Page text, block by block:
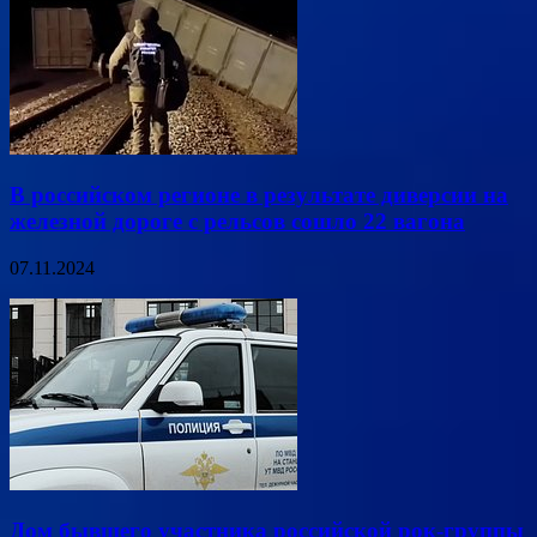
В российском регионе в результате диверсии на
железной дороге с рельсов сошло 22 вагона
07.11.2024
Дом бывшего участника российской рок-группы